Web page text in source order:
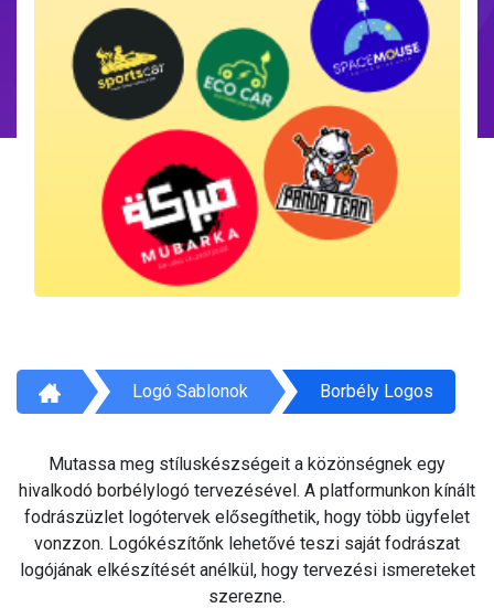
Logó Sablonok Borbély Logos
Mutassa meg stíluskészségeit a közönségnek egy
hivalkodó borbélylogó tervezésével. A platformunkon kínált
fodrászüzlet logótervek elősegíthetik, hogy több ügyfelet
vonzzon. Logókészítőnk lehetővé teszi saját fodrászat
logójának elkészítését anélkül, hogy tervezési ismereteket
szerezne.